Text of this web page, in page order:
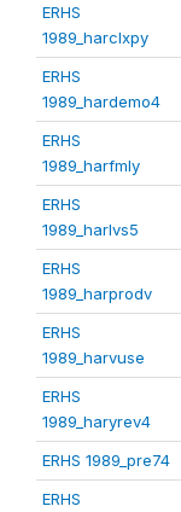
ERHS
1989_harclxpy
ERHS
1989_hardemo4
ERHS
1989_harfmly
ERHS
1989_harlvs5
ERHS
1989_harprodv
ERHS
1989_harvuse
ERHS
1989_haryrev4
ERHS 1989_pre74
ERHS